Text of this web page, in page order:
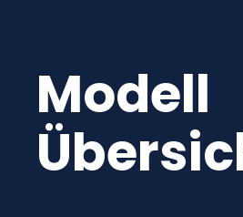
Modell